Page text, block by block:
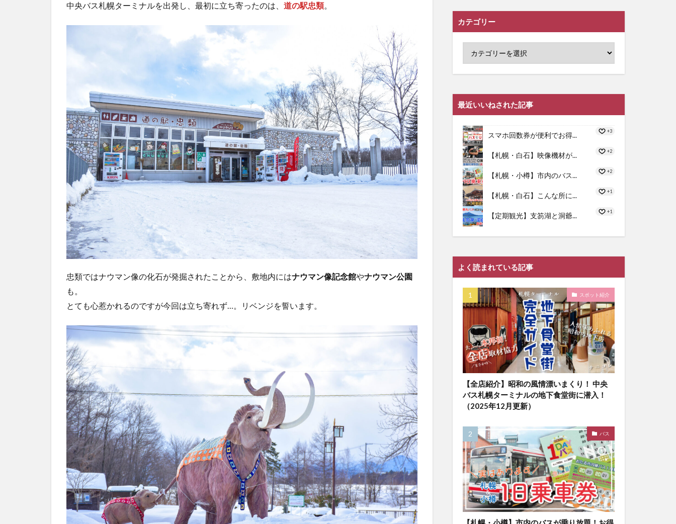
中央バス札幌ターミナルを出発し、最初に立ち寄ったのは、 道の駅忠類。
忠類ではナウマン像の化石が発掘されたことから、敷地内にはナウマン像記念館やナウマン公園
も。
とても心惹かれるのですが今回は立ち寄れず…。リベンジを誓います。
カテゴリー
最近いいねされた記事
スマホ回数券が便利でお得... +3
【札幌・白石】映像機材が... +2
【札幌・小樽】市内のバス... +2
【札幌・白石】こんな所に... +1
【定期観光】支笏湖と洞爺... +1
よく読まれている記事
スポット紹介
【全店紹介】昭和の風情漂いまくり！ 中央
バス札幌ターミナルの地下食堂街に潜入！
（2025年12月更新）
バス